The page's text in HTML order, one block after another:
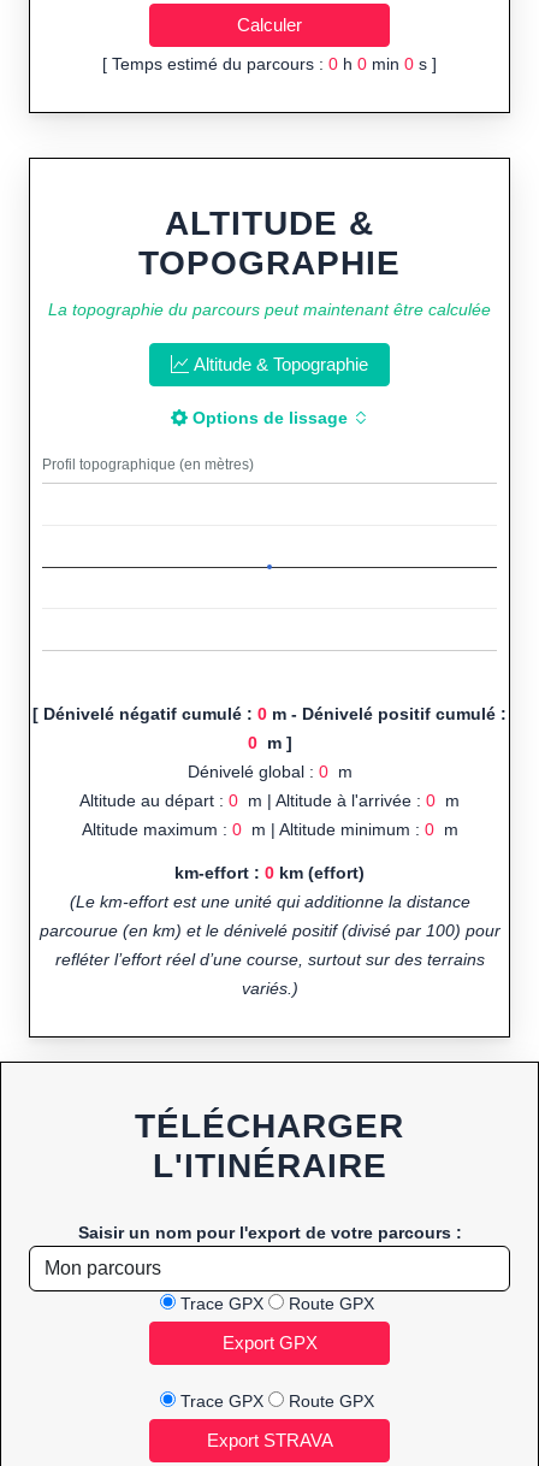
[ Temps estimé du parcours : 0 h 0 min 0 s ]
ALTITUDE &
TOPOGRAPHIE
La topographie du parcours peut maintenant être calculée
Altitude & Topographie
Options de lissage
Profil topographique (en mètres)
[ Dénivelé négatif cumulé : 0 m - Dénivelé positif cumulé :
0m ]
Dénivelé global : 0m
Altitude au départ : 0 m | Altitude à l'arrivée : 0 m
Altitude maximum : 0m | Altitude minimum : 0m
km-effort : 0 km (effort)
(Le km-effort est une unité qui additionne la distance
parcourue (en km) et le dénivelé positif (divisé par 100) pour
refléter l’effort réel d’une course, surtout sur des terrains
variés.)
TÉLÉCHARGER
L'ITINÉRAIRE
Saisir un nom pour l'export de votre parcours :
Trace GPX Route GPX
Trace GPX Route GPX